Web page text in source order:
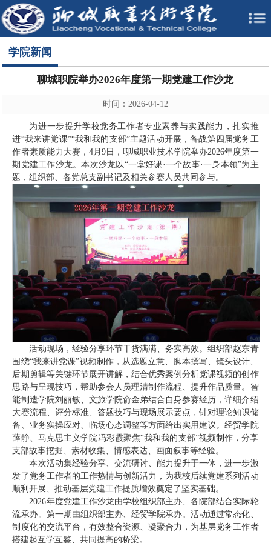
学院新闻
聊城职院举办2026年度第一期党建工作沙龙
时间：2026-04-12
为进一步提升学校党务工作者专业素养与实践能力，扎实推
进“我来讲党课”“我和我的支部”主题活动开展，备战第四届党务工
作者素质能力大赛，4月9日，聊城职业技术学院举办2026年度第一
期党建工作沙龙。本次沙龙以“一堂好课·一个故事·一身本领”为主
题，组织部、各党总支副书记及相关参赛人员共同参与。
活动现场，经验分享环节干货满满、务实高效。组织部赵东青
围绕“我来讲党课”视频制作，从选题立意、脚本撰写、镜头设计、
后期剪辑等关键环节展开讲解，结合优秀案例分析党课视频的创作
思路与呈现技巧，帮助参会人员理清制作流程、提升作品质量。智
能制造学院刘丽敏、文旅学院俞金弟结合自身参赛经历，详细介绍
大赛流程、评分标准、答题技巧与现场展示要点，针对理论知识储
备、业务实操应对、临场心态调整等方面给出实用建议。经贸学院
薛静、马克思主义学院冯彩霞聚焦“我和我的支部”视频制作，分享
支部故事挖掘、素材收集、情感表达、画面叙事等经验。
本次活动集经验分享、交流研讨、能力提升于一体，进一步激
发了党务工作者的工作热情与创新活力，为我校后续党建系列活动
顺利开展、推动基层党建工作提质增效奠定了坚实基础。
2026年度党建工作沙龙由学校组织部主办、各院部结合实际轮
流承办。第一期由组织部主办、经贸学院承办。活动通过常态化、
制度化的交流平台，有效整合资源、凝聚合力，为基层党务工作者
搭建起互学互鉴、共同提高的桥梁。